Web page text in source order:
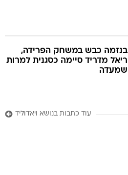
בנזמה כבש במשחק הפרידה,
ריאל מדריד סיימה כסגנית למרות
שמעדה
עוד כתבות בנושא ויאדוליד